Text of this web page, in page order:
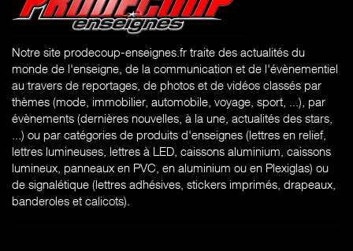
Notre site prodecoup-enseignes.fr traite des actualités du
monde de l'enseigne, de la communication et de l'évènementiel
au travers de reportages, de photos et de vidéos classés par
thèmes (mode, immobilier, automobile, voyage, sport, ...), par
évènements (dernières nouvelles, à la une, actualités des stars,
...) ou par catégories de produits d'enseignes (lettres en relief,
lettres lumineuses, lettres à LED, caissons aluminium, caissons
lumineux, panneaux en PVC, en aluminium ou en Plexiglas) ou
de signalétique (lettres adhésives, stickers imprimés, drapeaux,
banderoles et calicots).